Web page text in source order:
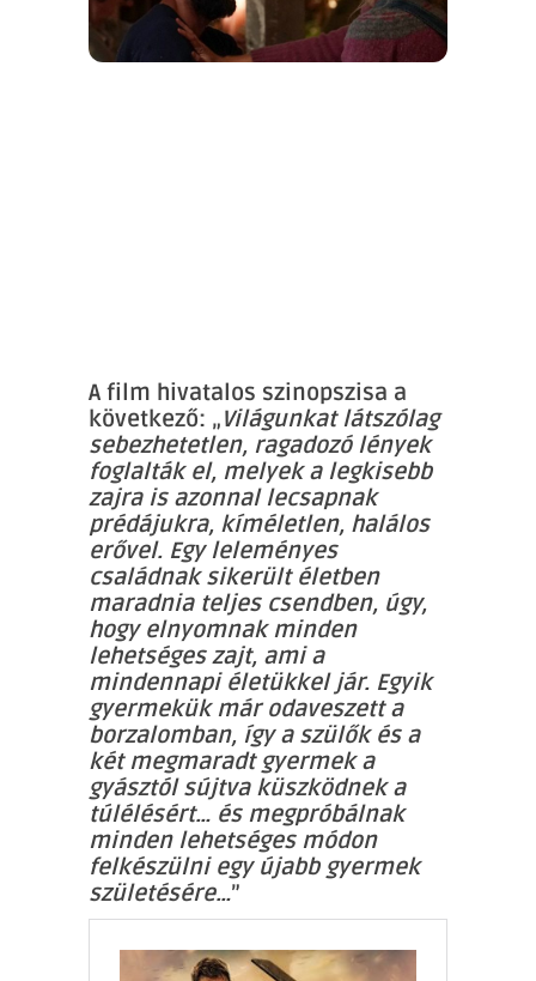
A film hivatalos szinopszisa a
következő: „Világunkat látszólag
sebezhetetlen, ragadozó lények
foglalták el, melyek a legkisebb
zajra is azonnal lecsapnak
prédájukra, kíméletlen, halálos
erővel. Egy leleményes
családnak sikerült életben
maradnia teljes csendben, úgy,
hogy elnyomnak minden
lehetséges zajt, ami a
mindennapi életükkel jár. Egyik
gyermekük már odaveszett a
borzalomban, így a szülők és a
két megmaradt gyermek a
gyásztól sújtva küszködnek a
túlélésért… és megpróbálnak
minden lehetséges módon
felkészülni egy újabb gyermek
születésére…”